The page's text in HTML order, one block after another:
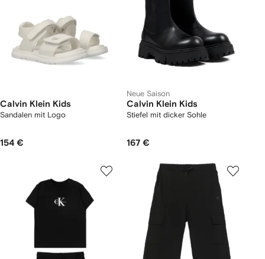
Calvin Klein Kids
Sandalen mit Logo
154 €
Neue Saison
Calvin Klein Kids
Stiefel mit dicker Sohle
167 €